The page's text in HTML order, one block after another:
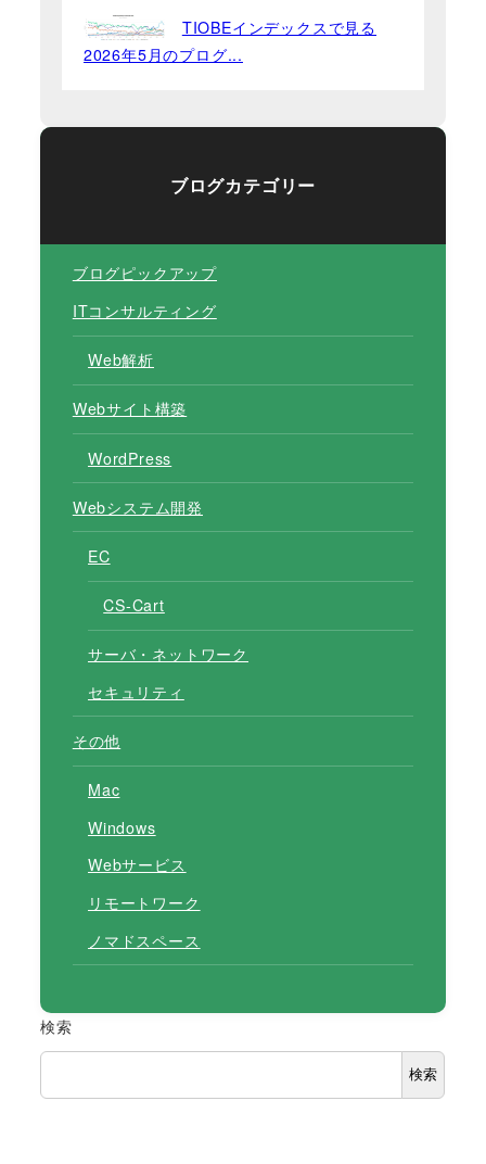
TIOBEインデックスで見る
2026年5月のプログ...
ブログカテゴリー
ブログピックアップ
ITコンサルティング
Web解析
Webサイト構築
WordPress
Webシステム開発
EC
CS-Cart
サーバ・ネットワーク
セキュリティ
その他
Mac
Windows
Webサービス
リモートワーク
ノマドスペース
検索
検索